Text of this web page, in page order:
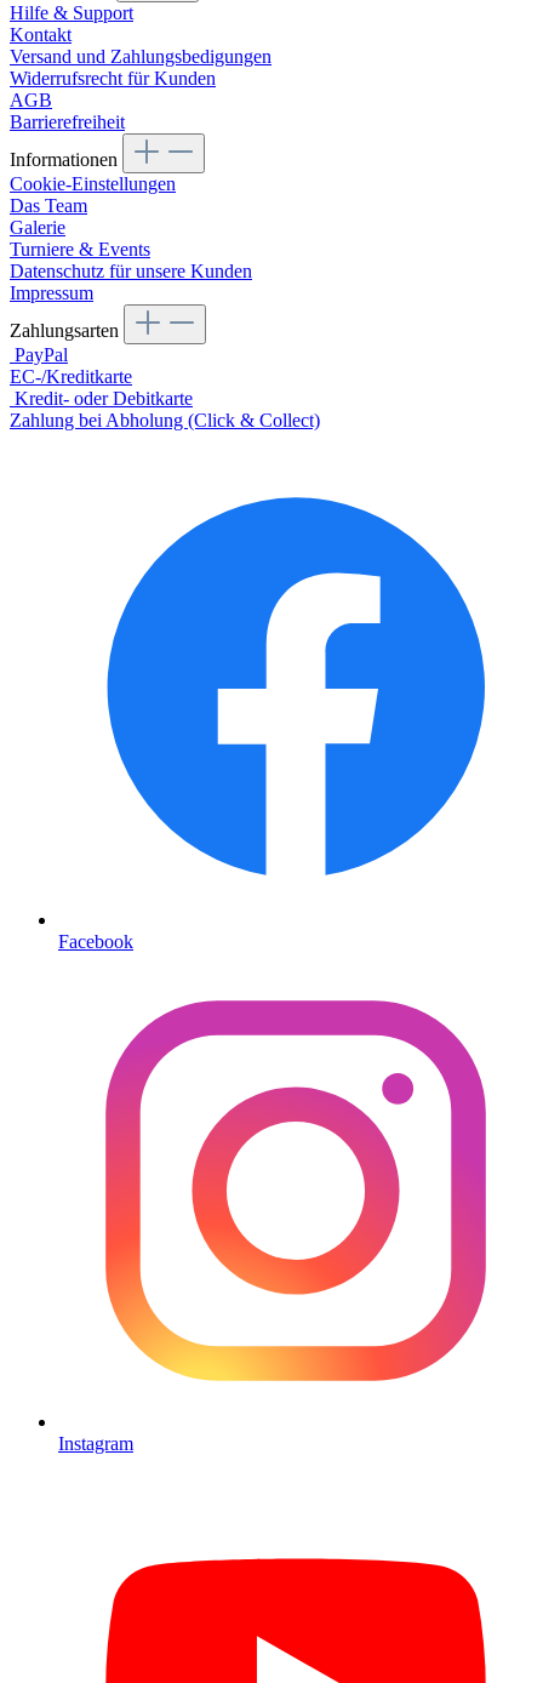
Hilfe & Support
Kontakt
Versand und Zahlungsbedigungen
Widerrufsrecht für Kunden
AGB
Barrierefreiheit
Informationen
Cookie-Einstellungen
Das Team
Galerie
Turniere & Events
Datenschutz für unsere Kunden
Impressum
Zahlungsarten
PayPal
EC-/Kreditkarte
Kredit- oder Debitkarte
Zahlung bei Abholung (Click & Collect)
Facebook
Instagram